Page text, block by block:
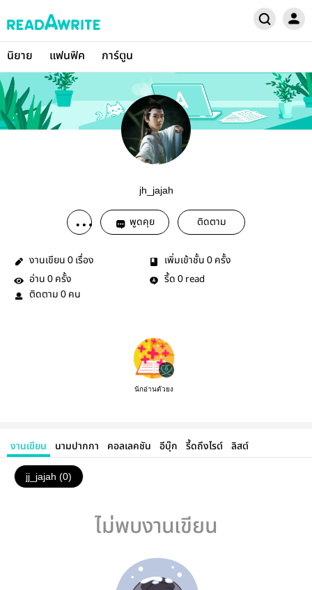
นิยาย แฟนฟิค การ์ตูน
jh_jajah
พูดคุย ติดตาม
งานเขียน 0 เรื่อง เพิ่มเข้าชั้น 0 ครั้ง
อ่าน 0 ครั้ง รี้ด 0 read
ติดตาม 0 คน
นักอ่านตัวยง
งานเขียน นามปากกา คอลเลคชัน อีบุ๊ก รี้ดถึงไรต์ ลิสต์
jj_jajah (0)
ไม่พบงานเขียน